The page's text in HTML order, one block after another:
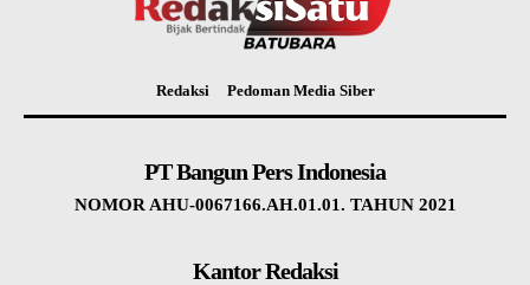
Redaksi Pedoman Media Siber
PT Bangun Pers Indonesia
NOMOR AHU-0067166.AH.01.01. TAHUN 2021
Kantor Redaksi